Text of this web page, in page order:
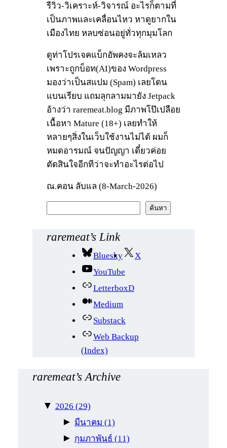
รีวิว-วิเคราะห์-วิจารณ์ อะไรก็ตามที่
เป็นภาพและเคลื่อนไหว หาดูยากใน
เมืองไทย หลบซ่อนอยู่ทั่วทุกมุมโลก
ดูท่าโปรเจคแบ็กอัพคงจะล้มเหลว
เพราะถูกบ็อท(AI)ของ Wordpress
มองว่าเป็นสแปม (Spam) เลยโดน
แบนเรียบ แถมลุกลามมายัง Jetpack
อ้างว่า raremeat.blog มีภาพโป๊เปลือย
เนื้อหา Mature (18+) เลยทำให้
หลายๆสิ่งในเว็บใช้งานไม่ได้ ผมก็
หมดอารมณ์ จนปัญญา เดี๋ยวค่อย
ตัดสินใจอีกทีว่าจะทำอะไรต่อไป
ณ.คอน ลับแล (8-March-2026)
ห
ค้นหา
raremeat’s Link
Bluesky
X
YouTube
LetterboxD
Medium
Substack
Web Backup
(Index)
raremeat’s Archive
▼ 2026 (29)
► มีนาคม (1)
► กุมภาพันธ์ (11)